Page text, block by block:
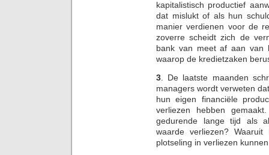
kapitalistisch productief
dat mislukt of als hun
manier verdienen voor de
zoverre scheidt zich de
bank van meet af aan van
waarop de kredietzaken
3 . De laatste maanden
managers wordt verweten
hun eigen financiële
verliezen hebben
gedurende lange tijd als
waarde verliezen?
plotseling in verliezen